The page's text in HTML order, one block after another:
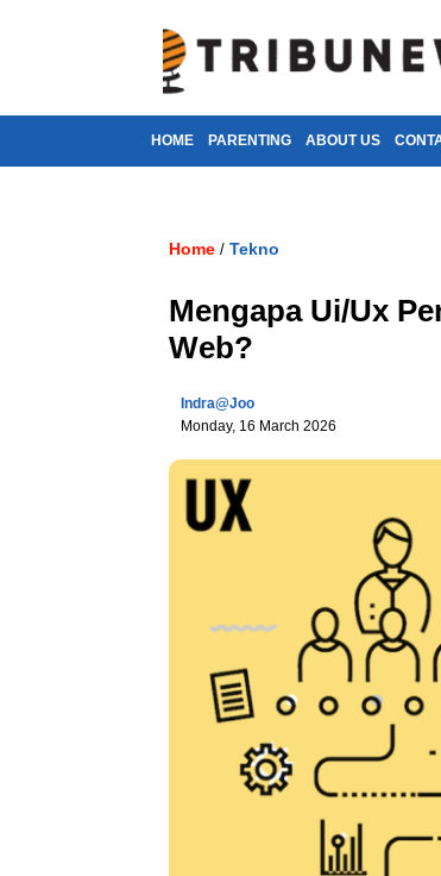
HOME PARENTING ABOUT US
Home / Tekno
Mengapa Ui/Ux
Web?
Indra@joo
Monday, 16 March 2026